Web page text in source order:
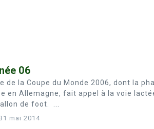
06
de la Coupe du Monde 2006, dont la
en Allemagne, fait appel à la voie
de foot. ...
mai 2014